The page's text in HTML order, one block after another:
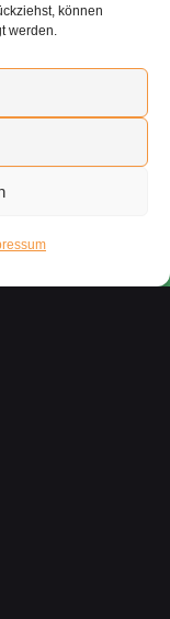
können
werden.